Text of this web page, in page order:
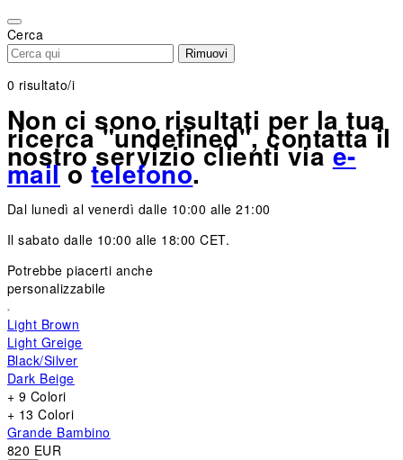
note:
This
website
includes
accessibility
system.
Cerca
Rimuovi
0 risultato/i
Non ci sono risultati per la tua
ricerca "undefined", contatta il
nostro servizio clienti viae-
mailotelefono.
Dal lunedì al venerdì dalle 10:00 alle 21:00
Il sabato dalle 10:00 alle 18:00 CET.
Potrebbe piacerti anche
personalizzabile
Light Brown
Light Greige
Black/Silver
Dark Beige
+ 9 Colori
+ 13 Colori
Grande Bambino
820 EUR